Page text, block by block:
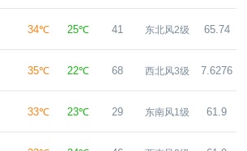
34℃ 25℃ 41 东北风2级 65.74
35℃ 22℃ 68 西北风3级 7.6276
33℃ 23℃ 29 东南风1级 61.9